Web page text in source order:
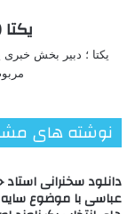
یکتا ؛ دبیر بخش خبری
نوشته های
دانلود سخنرانی
عباسی با موضوع